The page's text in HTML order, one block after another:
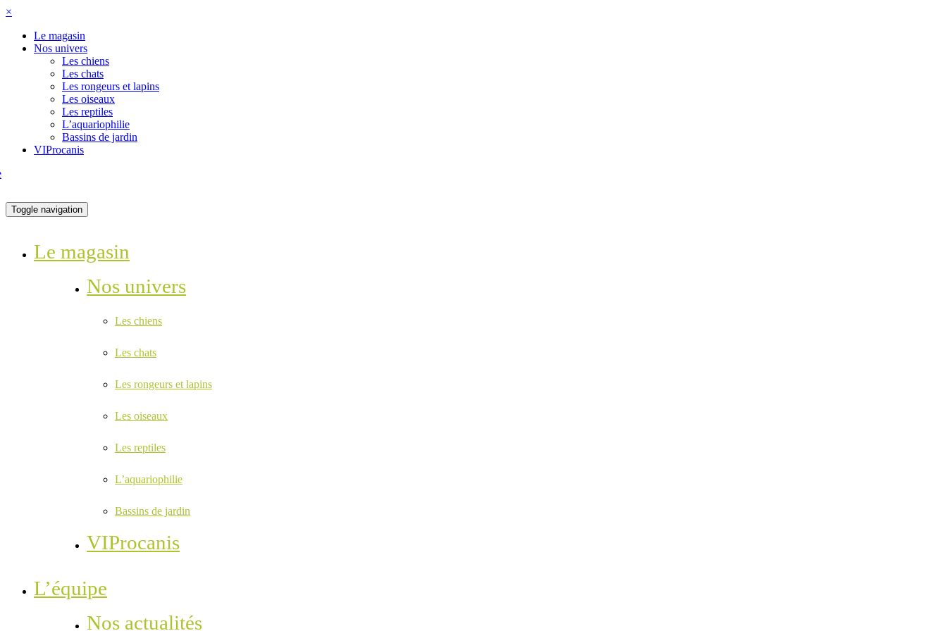
×
Le magasin
Nos univers
Les chiens
Les chats
Les rongeurs et lapins
Les oiseaux
Les reptiles
L’aquariophilie
Bassins de jardin
VIProcanis
Toggle navigation
Le magasin
Nos univers
Les chiens
Les chats
Les rongeurs et lapins
Les oiseaux
Les reptiles
L’aquariophilie
Bassins de jardin
VIProcanis
L’équipe
Nos actualités